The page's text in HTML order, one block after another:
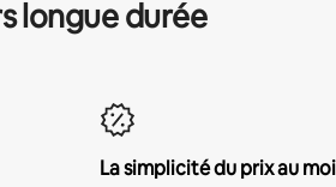
longue durée
La simplicité du prix au